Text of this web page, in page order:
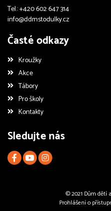
Tel.: +420 602 647 314
info@ddmstodulky.cz
Časté odkazy
Kroužky
Akce
Tábory
Pro školy
Kontakty
Sledujte nás
© 2021 Dům dětí
Prohlášení o